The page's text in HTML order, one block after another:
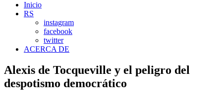
Inicio
RS
instagram
facebook
twitter
ACERCA DE
Alexis de Tocqueville y el peligro del
despotismo democrático